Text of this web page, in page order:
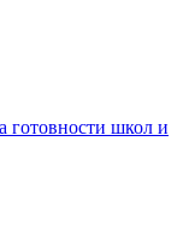
готовности школ и